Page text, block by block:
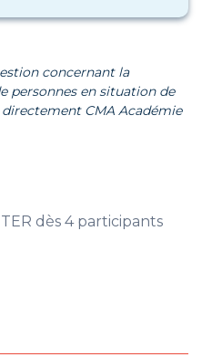
concernant la
personnes en situation de
CMA Académie
dès 4 participants